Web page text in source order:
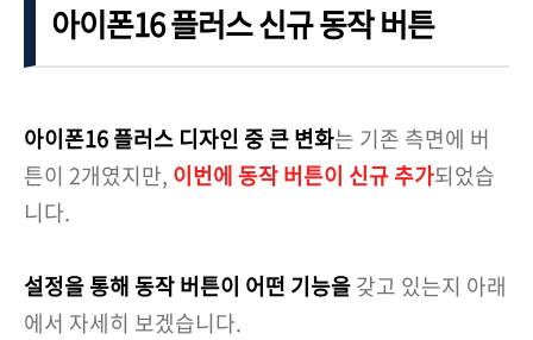
아이폰16 플러스 신규 동작 버튼
아이폰16 플러스 디자인 중 큰 변화는 기존 측면에 버
튼이 2개였지만, 이번에 동작 버튼이 신규 추가되었습
니다.
설정을 통해 동작 버튼이 어떤 기능을갖고 있는지 아래
에서 자세히 보겠습니다.